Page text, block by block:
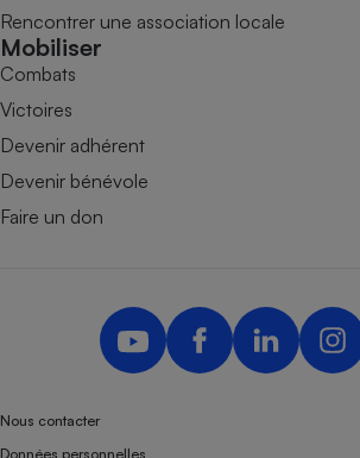
Rencontrer une association locale
Mobiliser
Combats
Victoires
Devenir adhérent
Devenir bénévole
Faire un don
Nous contacter
Données personnelles